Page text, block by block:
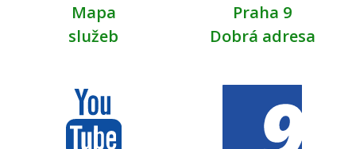
Mapa
služeb
Praha 9
Dobrá adresa